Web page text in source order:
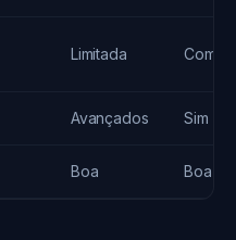
Limitada
Avançados Sim
Boa Boa